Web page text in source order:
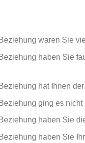
waren Sie
haben Sie
hat Ihnen
ging es
haben Sie
haben Sie